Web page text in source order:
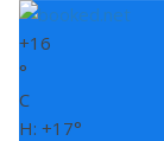
+16
°
C
H: +17°